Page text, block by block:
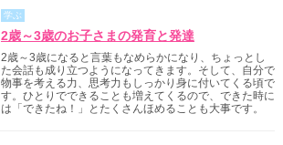
学ぶ
2歳～3歳のお子さまの発育と発達
2歳～3歳になると言葉もなめらかになり、ちょっとし
た会話も成り立つようになってきます。そして、自分で
物事を考える力、思考力もしっかり身に付いてくる頃で
す。ひとりでできることも増えてくるので、できた時に
は「できたね！」とたくさんほめることも大事です。